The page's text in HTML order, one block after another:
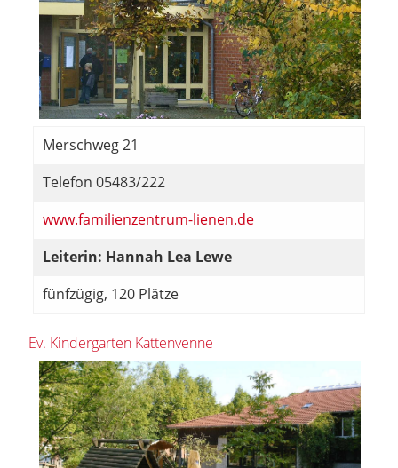
Merschweg 21
Telefon 05483/222
www.familienzentrum-lienen.de
Leiterin: Hannah Lea Lewe
fünfzügig, 120 Plätze
Ev. Kindergarten Kattenvenne